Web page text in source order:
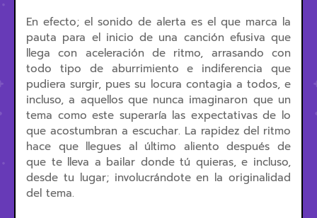
En efecto; el sonido de alerta es el que marca la
pauta para el inicio de una canción efusiva que
llega con aceleración de ritmo, arrasando con
todo tipo de aburrimiento e indiferencia que
pudiera surgir, pues su locura contagia a todos, e
incluso, a aquellos que nunca imaginaron que un
tema como este superaría las expectativas de lo
que acostumbran a escuchar. La rapidez del ritmo
hace que llegues al último aliento después de
que te lleva a bailar donde tú quieras, e incluso,
desde tu lugar; involucrándote en la originalidad
del tema.